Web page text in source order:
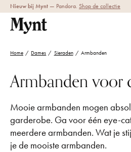
Nieuw bij Mynt — Pandora. Shop de collectie
Home / Dames / Sieraden / Armbanden
Armbanden voor
Mooie armbanden mogen
garderobe. Ga voor één eye-
meerdere armbanden. Wat je
je de mooiste armbanden.